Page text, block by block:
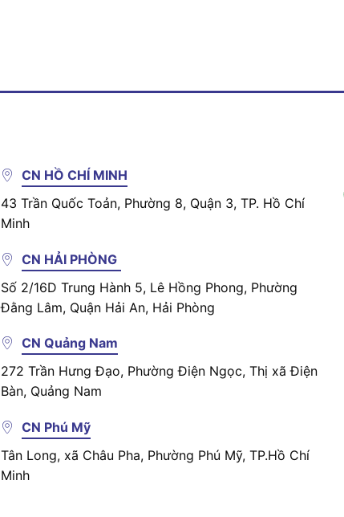
CN HỒ CHÍ MINH
43 Trần Quốc Toản, Phường 8, Quận 3, TP. Hồ Chí
Minh
CN HẢI PHÒNG
Số 2/16D Trung Hành 5, Lê Hồng Phong, Phường
Đằng Lâm, Quận Hải An, Hải Phòng
CN Quảng Nam
272 Trần Hưng Đạo, Phường Điện Ngọc, Thị xã Điện
Bàn, Quảng Nam
CN Phú Mỹ
Tân Long, xã Châu Pha, Phường Phú Mỹ, TP.Hồ Chí
Minh